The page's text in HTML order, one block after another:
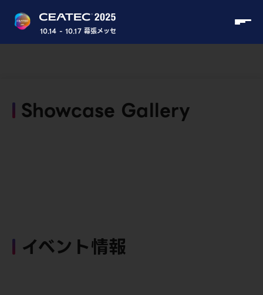
10.14 - 10.17 幕張メッセ
Showcase Gallery
イベント情報